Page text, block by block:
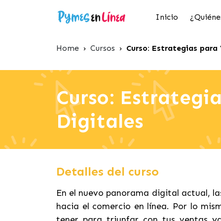
Inicio
Home › Cursos › Curso: Estrategias
Curso:
Digitales
Detalles del curso
En el nuevo panorama digital actual,
hacia el comercio en línea. Por lo